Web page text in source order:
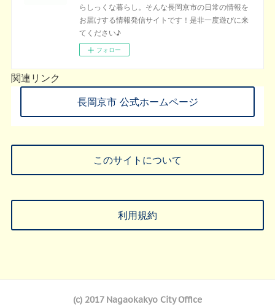
らしっくな暮らし。そんな長岡京市の日常の情報を
お届けする情報発信サイトです！是非一度遊びに来
てください♪
フォロー
関連リンク
長岡京市 公式ホームページ
このサイトについて
利用規約
(c) 2017 Nagaokakyo City Office